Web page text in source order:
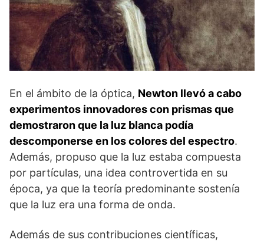
En el ámbito de la óptica, Newton llevó a cabo
experimentos innovadores con prismas que
demostraron que la luz blanca podía
descomponerse en los colores del espectro.
Además, propuso que la luz estaba compuesta
por partículas, una idea controvertida en su
época, ya que la teoría predominante sostenía
que la luz era una forma de onda.
Además de sus contribuciones científicas,